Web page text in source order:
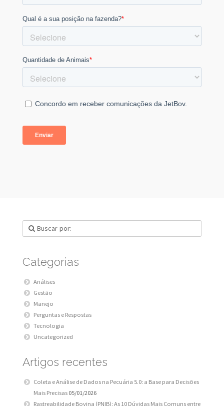
Categorias
Análises
Gestão
Manejo
Perguntas e Respostas
Tecnologia
Uncategorized
Artigos recentes
Coleta e Análise de Dados na Pecuária 5.0: a Base para Decisões
Mais Precisas 05/01/2026
Rastreabilidade Bovina (PNIB): As 10 Dúvidas Mais Comuns entre